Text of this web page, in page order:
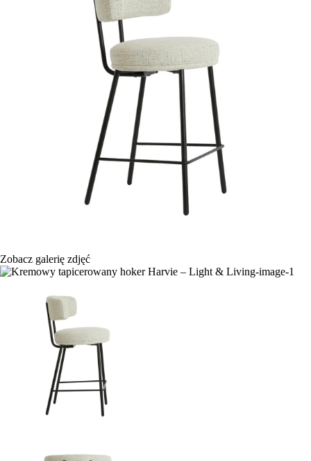
Zobacz galerię zdjęć